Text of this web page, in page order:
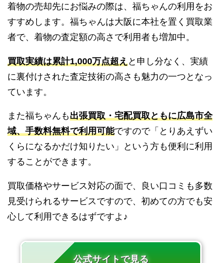
着物の売却先にお悩みの際は、福ちゃんの利用をお
すすめします。福ちゃんは大阪に本社を置く買取業
者で、着物の査定額の高さで利用者も増加中。
買取実績は累計1,000万点超えと申し分なく、実績
に裏付けされた査定技術の高さも魅力の一つとなっ
ています。
また福ちゃんも出張買取・宅配買取ともに広島市全
域、手数料無料で利用可能ですので「とりあえずい
くらになるかだけ知りたい」という方も便利に利用
することができます。
買取価格やサービス対応の面で、良い口コミも多数
見受けられるサービスですので、初めての方でも安
心して利用できるはずですよ♪
公式サイトで見る